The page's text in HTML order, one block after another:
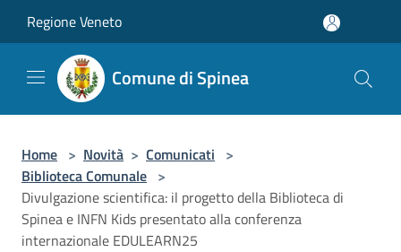
Regione Veneto
Comune di Spinea
Home > Novità > Comunicati >
Biblioteca Comunale >
Divulgazione scientifica: il progetto della Biblioteca di
Spinea e INFN Kids presentato alla conferenza
internazionale EDULEARN25